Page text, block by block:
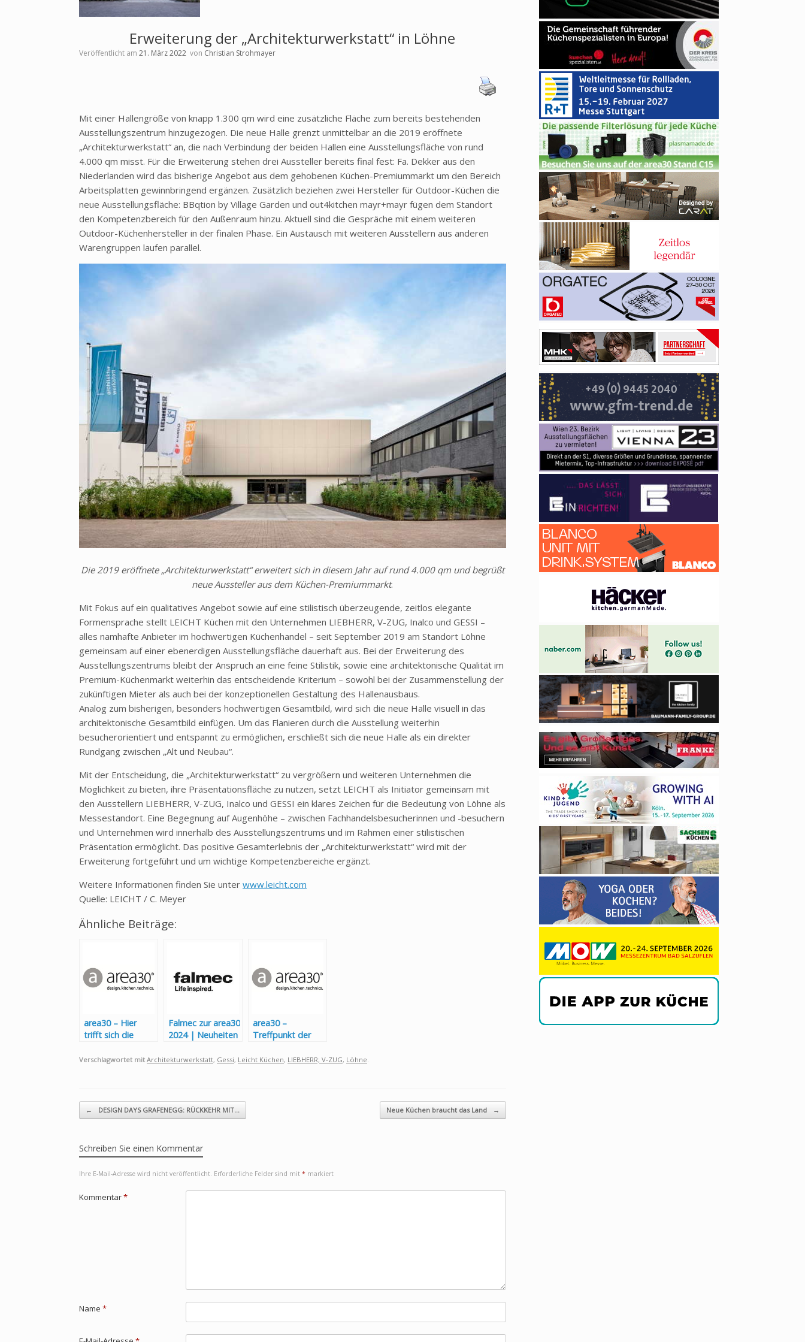
Erweiterung der „Architekturwerkstatt“ in Löhne
Veröffentlicht am 21. März 2022 von Christian Strohmayer
Mit einer Hallengröße von knapp 1.300 qm wird eine zusätzliche Fläche zum bereits bestehenden
Ausstellungszentrum hinzugezogen. Die neue Halle grenzt unmittelbar an die 2019 eröffnete
„Architekturwerkstatt“ an, die nach Verbindung der beiden Hallen eine Ausstellungsfläche von rund
4.000 qm misst. Für die Erweiterung stehen drei Aussteller bereits final fest: Fa. Dekker aus den
Niederlanden wird das bisherige Angebot aus dem gehobenen Küchen-Premiummarkt um den Bereich
Arbeitsplatten gewinnbringend ergänzen. Zusätzlich beziehen zwei Hersteller für Outdoor-Küchen die
neue Ausstellungsfläche: BBqtion by Village Garden und out4kitchen mayr+mayr fügen dem Standort
den Kompetenzbereich für den Außenraum hinzu. Aktuell sind die Gespräche mit einem weiteren
Outdoor-Küchenhersteller in der finalen Phase. Ein Austausch mit weiteren Ausstellern aus anderen
Warengruppen laufen parallel.
Die 2019 eröffnete „Architekturwerkstatt“ erweitert sich in diesem Jahr auf rund 4.000 qm und begrüßt
neue Aussteller aus dem Küchen-Premiummarkt.
Mit Fokus auf ein qualitatives Angebot sowie auf eine stilistisch überzeugende, zeitlos elegante
Formensprache stellt LEICHT Küchen mit den Unternehmen LIEBHERR, V-ZUG, Inalco und GESSI –
alles namhafte Anbieter im hochwertigen Küchenhandel – seit September 2019 am Standort Löhne
gemeinsam auf einer ebenerdigen Ausstellungsfläche dauerhaft aus. Bei der Erweiterung des
Ausstellungszentrums bleibt der Anspruch an eine feine Stilistik, sowie eine architektonische Qualität im
Premium-Küchenmarkt weiterhin das entscheidende Kriterium – sowohl bei der Zusammenstellung der
zukünftigen Mieter als auch bei der konzeptionellen Gestaltung des Hallenausbaus.
Analog zum bisherigen, besonders hochwertigen Gesamtbild, wird sich die neue Halle visuell in das
architektonische Gesamtbild einfügen. Um das Flanieren durch die Ausstellung weiterhin
besucherorientiert und entspannt zu ermöglichen, erschließt sich die neue Halle als ein direkter
Rundgang zwischen „Alt und Neubau“.
Mit der Entscheidung, die „Architekturwerkstatt“ zu vergrößern und weiteren Unternehmen die
Möglichkeit zu bieten, ihre Präsentationsfläche zu nutzen, setzt LEICHT als Initiator gemeinsam mit
den Ausstellern LIEBHERR, V-ZUG, Inalco und GESSI ein klares Zeichen für die Bedeutung von Löhne als
Messestandort. Eine Begegnung auf Augenhöhe – zwischen Fachhandelsbesucherinnen und -besuchern
und Unternehmen wird innerhalb des Ausstellungszentrums und im Rahmen einer stilistischen
Präsentation ermöglicht. Das positive Gesamterlebnis der „Architekturwerkstatt“ wird mit der
Erweiterung fortgeführt und um wichtige Kompetenzbereiche ergänzt.
Weitere Informationen finden Sie unter www.leicht.com
Quelle: LEICHT / C. Meyer
Ähnliche Beiträge:
area30 – Hier
trifft sich die
Falmec zur area30
2024 | Neuheiten
Aktualisierungen
area30 –
Treffpunkt der
Verschlagwortet mit Architekturwerkstatt, Gessi, Leicht Küchen, LIEBHERR; V-ZUG, Löhne
Beitragsnavigation
← DESIGN DAYS GRAFENEGG: RÜCKKEHR MIT… Neue Küchen braucht das Land →
Schreiben Sie einen Kommentar
Ihre E-Mail-Adresse wird nicht veröffentlicht. Erforderliche Felder sind mit * markiert
Kommentar*
Name *